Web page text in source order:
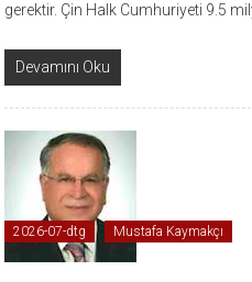
gerektir. Çin Halk Cumhuriyeti 9.5
Devamını Oku
2026-07-dtg Mustafa Kaymakçı